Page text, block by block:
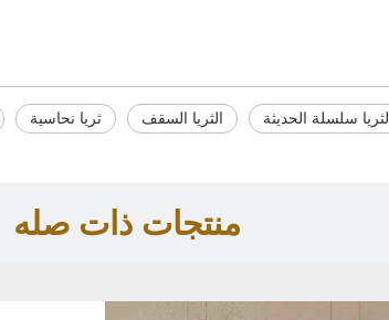
ثريا نحاسية الثريا السقف الثريا سلسلة الحديثة
منتجات ذات صله